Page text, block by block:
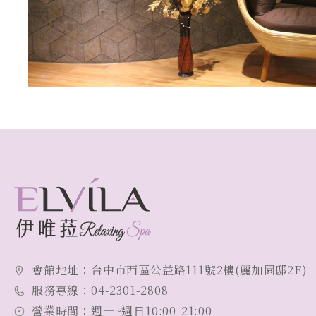
會館地址： 台中市西區公益路111號2樓(麗加園邸2F)
服務專線： 04-2301-2808
營業時間： 週一~週日10:00-21:00